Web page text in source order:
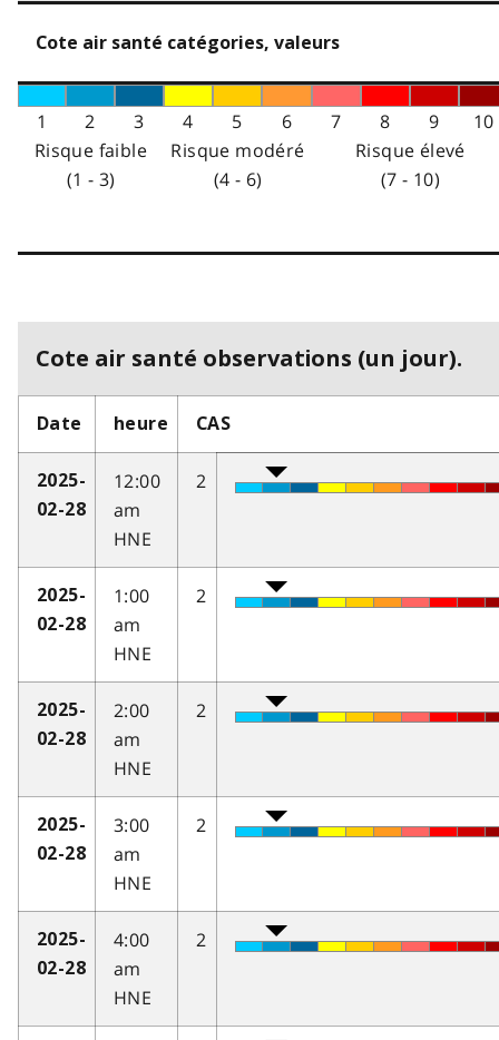
Cote air santé catégories, valeurs
1 2 3 4 5 6 7 8 9
10
Risque faible
(1 - 3)
Risque modéré
(4 - 6)
Risque élevé
(7 - 10)
Cote air santé observations (un jour).
Date heure CAS
2025-
02-28
12:00
am
HNE
2
2025-
02-28
1:00
am
HNE
2
2025-
02-28
2:00
am
HNE
2
2025-
02-28
3:00
am
HNE
2
2025-
02-28
4:00
am
HNE
2